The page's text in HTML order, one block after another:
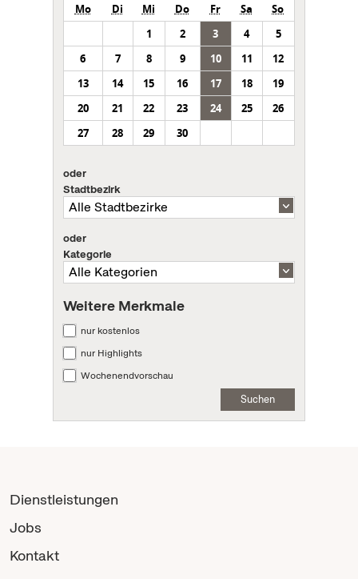
Mo Di Mi Do Fr Sa
So
1
2 3 4
5
6
7 8 9 10 11
12
13
14 15 16 17 18
19
20
21 22 23 24 25
26
27
28 29 30
oder
Stadtbezirk
oder
Kategorie
Weitere Merkmale
nur kostenlos
nur Highlights
Wochenendvorschau
Suchen
Dienstleistungen
Jobs
Kontakt